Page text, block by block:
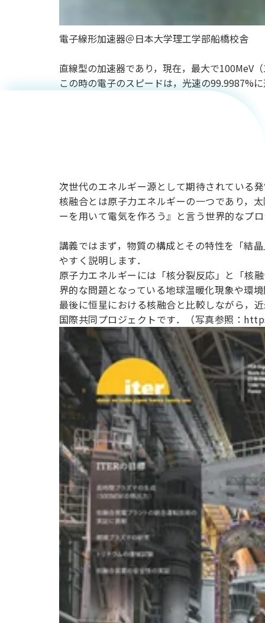
電子線形加速器＠日本大学理工学部船橋校舎
直線型の加速器であり，現在，最大で100MeV
この時の電子のスピードは，光速の99.9987%
原子力の
基礎と未
来：持続
ネルギー
の可能性
次世代のエネルギー源として期待されている
核融合とは原子力エネルギーの一つであり，
ーを用いて電気を作ろう』と言う世界的なプ
講義ではまず，物質の構成とその特性を「結
やすく説明します．
原子力エネルギーには「核分裂反応」と「核
界的な問題となっている地球温暖化現象や環
最後に恒星における核融合と比較しながら，
国際共同プロジェクトです．（写真参照：